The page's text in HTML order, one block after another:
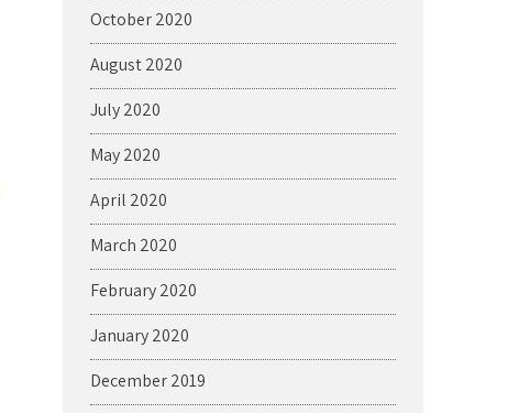
October 2020
August 2020
July 2020
May 2020
April 2020
March 2020
February 2020
January 2020
December 2019